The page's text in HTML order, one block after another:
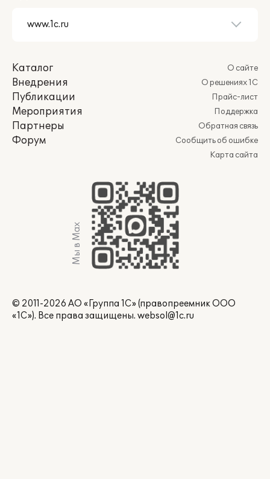
Каталог
Внедрения
Публикации
Мероприятия
Партнеры
Форум
О сайте
О решениях 1С
Прайс-лист
Поддержка
Обратная связь
Сообщить об ошибке
Карта сайта
Мы в Max
© 2011-2026 АО «Группа 1С» (правопреемник ООО
«1С»). Все права защищены. websol@1c.ru